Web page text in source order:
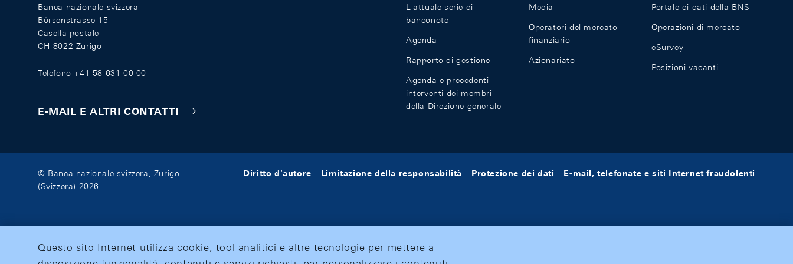
Banca nazionale svizzera
Börsenstrasse 15
Casella postale
CH-8022 Zurigo
Telefono +41 58 631 00 00
E-MAIL E ALTRI CONTATTI
L'attuale serie di
banconote
Agenda
Rapporto di gestione
Agenda e precedenti
interventi dei membri
della Direzione generale
Media
Operatori del mercato
finanziario
Azionariato
Portale di dati della BNS
Operazioni di mercato
eSurvey
Posizioni vacanti
© Banca nazionale svizzera, Zurigo
(Svizzera) 2026
Diritto d'autore Limitazione della responsabilità Protezione dei dati E-mail, telefonate e siti Internet fraudolenti
Questo sito Internet utilizza cookie, tool analitici e altre tecnologie per mettere a